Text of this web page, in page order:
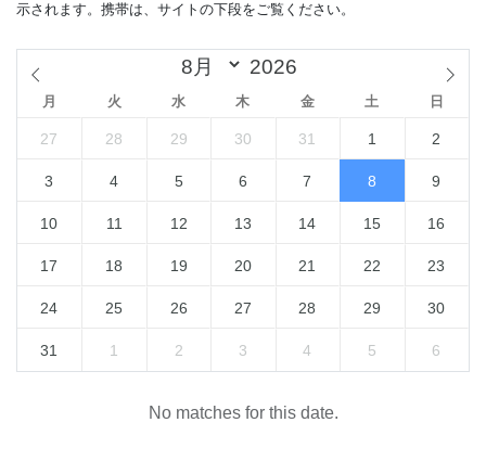
示されます。携帯は、サイトの下段をご覧ください。
月 火 水 木 金 土 日
27 28 29 30 31 1 2
3 4 5 6 7 8 9
10 11 12 13 14 15 16
17 18 19 20 21 22 23
24 25 26 27 28 29 30
31 1 2 3 4 5 6
No matches for this date.